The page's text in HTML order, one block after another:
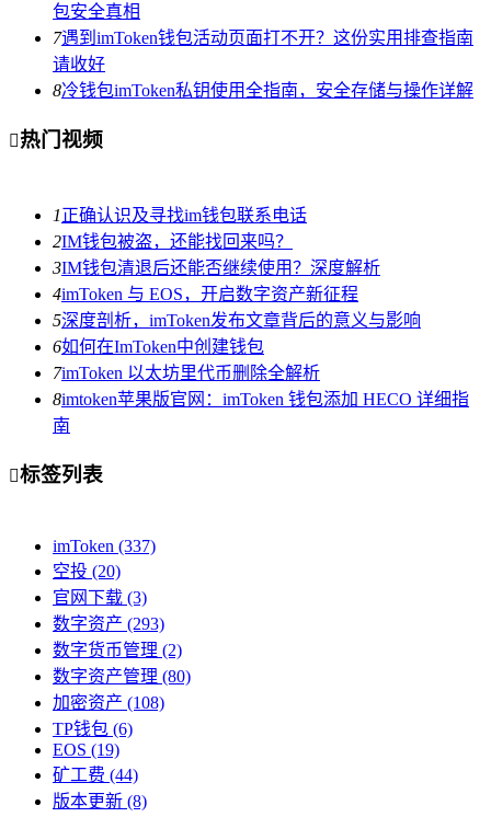
包安全真相
7遇到imToken钱包活动页面打不开？这份实用排查指南
请收好
8冷钱包imToken私钥使用全指南，安全存储与操作详解
热门视频
1正确认识及寻找im钱包联系电话
2IM钱包被盗，还能找回来吗？
3IM钱包清退后还能否继续使用？深度解析
4imToken 与 EOS，开启数字资产新征程
5深度剖析，imToken发布文章背后的意义与影响
6如何在ImToken中创建钱包
7imToken 以太坊里代币删除全解析
8imtoken苹果版官网：imToken 钱包添加 HECO 详细指
南
标签列表
imToken (337)
空投 (20)
官网下载 (3)
数字资产 (293)
数字货币管理 (2)
数字资产管理 (80)
加密资产 (108)
TP钱包 (6)
EOS (19)
矿工费 (44)
版本更新 (8)